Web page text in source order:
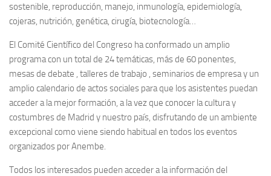
sostenible, reproducción, manejo, inmunología, epidemiología,
cojeras, nutrición, genética, cirugía, biotecnología…
El Comité Científico del Congreso ha conformado un amplio
programa con un total de 24 temáticas, más de 60 ponentes,
mesas de debate , talleres de trabajo , seminarios de empresa y un
amplio calendario de actos sociales para que los asistentes puedan
acceder a la mejor formación, a la vez que conocer la cultura y
costumbres de Madrid y nuestro país, disfrutando de un ambiente
excepcional como viene siendo habitual en todos los eventos
organizados por Anembe.
Todos los interesados pueden acceder a la información del